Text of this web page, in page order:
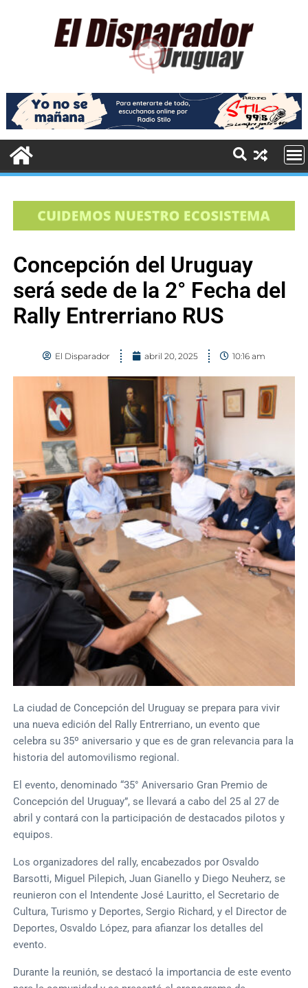
Concepción del Uruguay
será sede de la 2° Fecha del
Rally Entrerriano RUS
El Disparador abril 20, 2025 10:16 am
La ciudad de Concepción del Uruguay se prepara para vivir
una nueva edición del Rally Entrerriano, un evento que
celebra su 35º aniversario y que es de gran relevancia para la
historia del automovilismo regional.
El evento, denominado “35° Aniversario Gran Premio de
Concepción del Uruguay”, se llevará a cabo del 25 al 27 de
abril y contará con la participación de destacados pilotos y
equipos.
Los organizadores del rally, encabezados por Osvaldo
Barsotti, Miguel Pilepich, Juan Gianello y Diego Neuherz, se
reunieron con el Intendente José Lauritto, el Secretario de
Cultura, Turismo y Deportes, Sergio Richard, y el Director de
Deportes, Osvaldo López, para afianzar los detalles del
evento.
Durante la reunión, se destacó la importancia de este evento